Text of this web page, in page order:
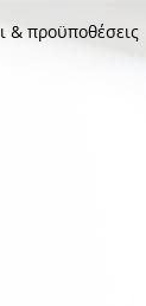
& προϋποθέσεις